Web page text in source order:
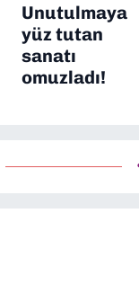
Unutulmaya
yüz tutan
sanatı
omuzladı!